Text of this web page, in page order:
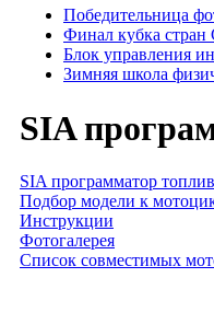
Победительница
Финал кубка
Блок управления
Зимняя школа
SIA
SIA программатор
Подбор модели к
Инструкции
Фотогалерея
Список совместимых